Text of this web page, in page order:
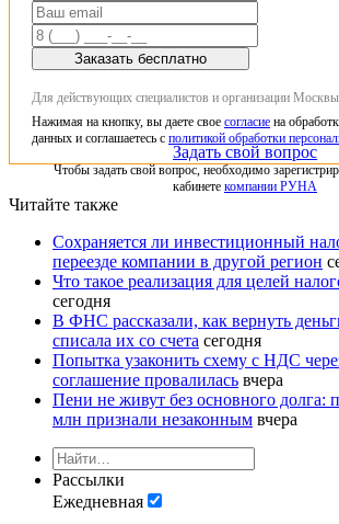
Заказать бесплатно
Для действующих специалистов и организации
Нажимая на кнопку, вы даете свое согласие на
данных и соглашаетесь с политикой обработки
Задать свой вопрос
Чтобы задать свой вопрос, необходимо
кабинете компании РУНА
Читайте также
Сохраняется ли инвестиционный
переезде компании в другой регион
Что такое реализация для целей
сегодня
В ФНС рассказали, как вернуть
списала их со счета сегодня
Попытка узаконить схему с НДС
соглашение провалилась вчера
Пени не живут без основного долга:
млн признали незаконным вчера
Рассылки
Ежедневная